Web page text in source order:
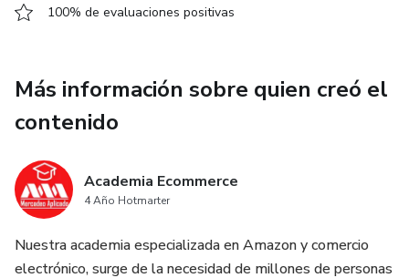
100% de evaluaciones positivas
Más información sobre quien creó el
contenido
Academia Ecommerce
4 Año Hotmarter
Nuestra academia especializada en Amazon y comercio
electrónico, surge de la necesidad de millones de personas